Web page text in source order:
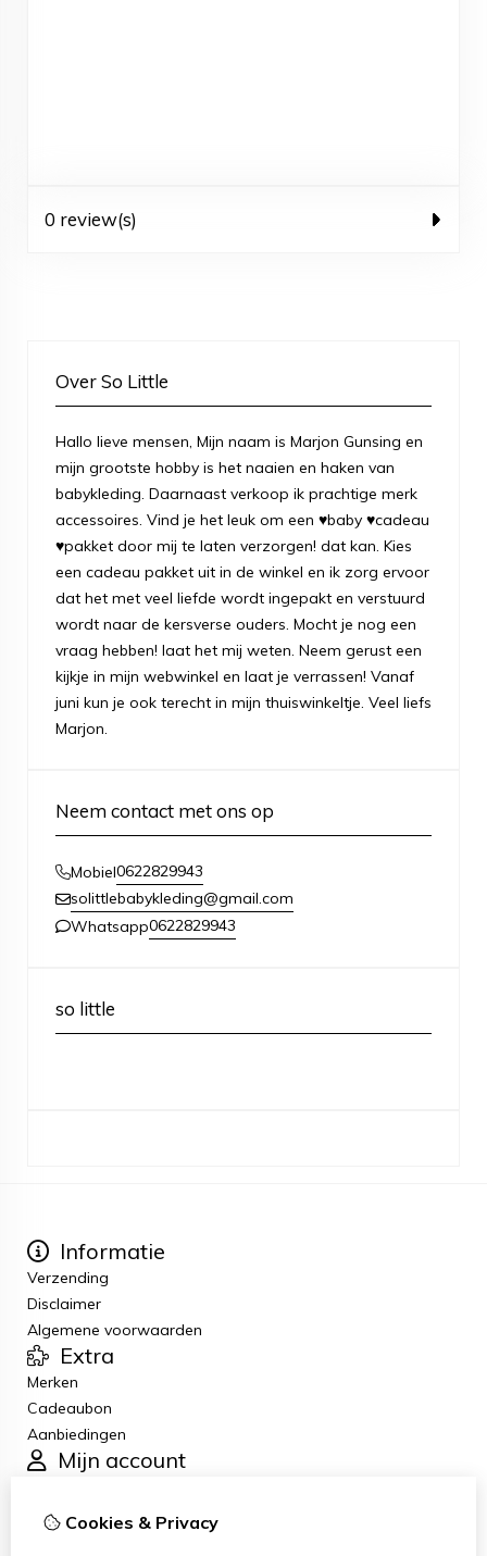
0 review(s)
Over So Little
Hallo lieve mensen, Mijn naam is Marjon Gunsing en
mijn grootste hobby is het naaien en haken van
babykleding. Daarnaast verkoop ik prachtige merk
accessoires. Vind je het leuk om een ♥baby ♥cadeau
♥pakket door mij te laten verzorgen! dat kan. Kies
een cadeau pakket uit in de winkel en ik zorg ervoor
dat het met veel liefde wordt ingepakt en verstuurd
wordt naar de kersverse ouders. Mocht je nog een
vraag hebben! laat het mij weten. Neem gerust een
kijkje in mijn webwinkel en laat je verrassen! Vanaf
juni kun je ook terecht in mijn thuiswinkeltje. Veel liefs
Marjon.
Neem contact met ons op
Mobiel0622829943
solittlebabykleding@gmail.com
Whatsapp0622829943
so little
Informatie
Verzending
Disclaimer
Algemene voorwaarden
Extra
Merken
Cadeaubon
Aanbiedingen
Mijn account
Bestelhistorie
Cookies & Privacy